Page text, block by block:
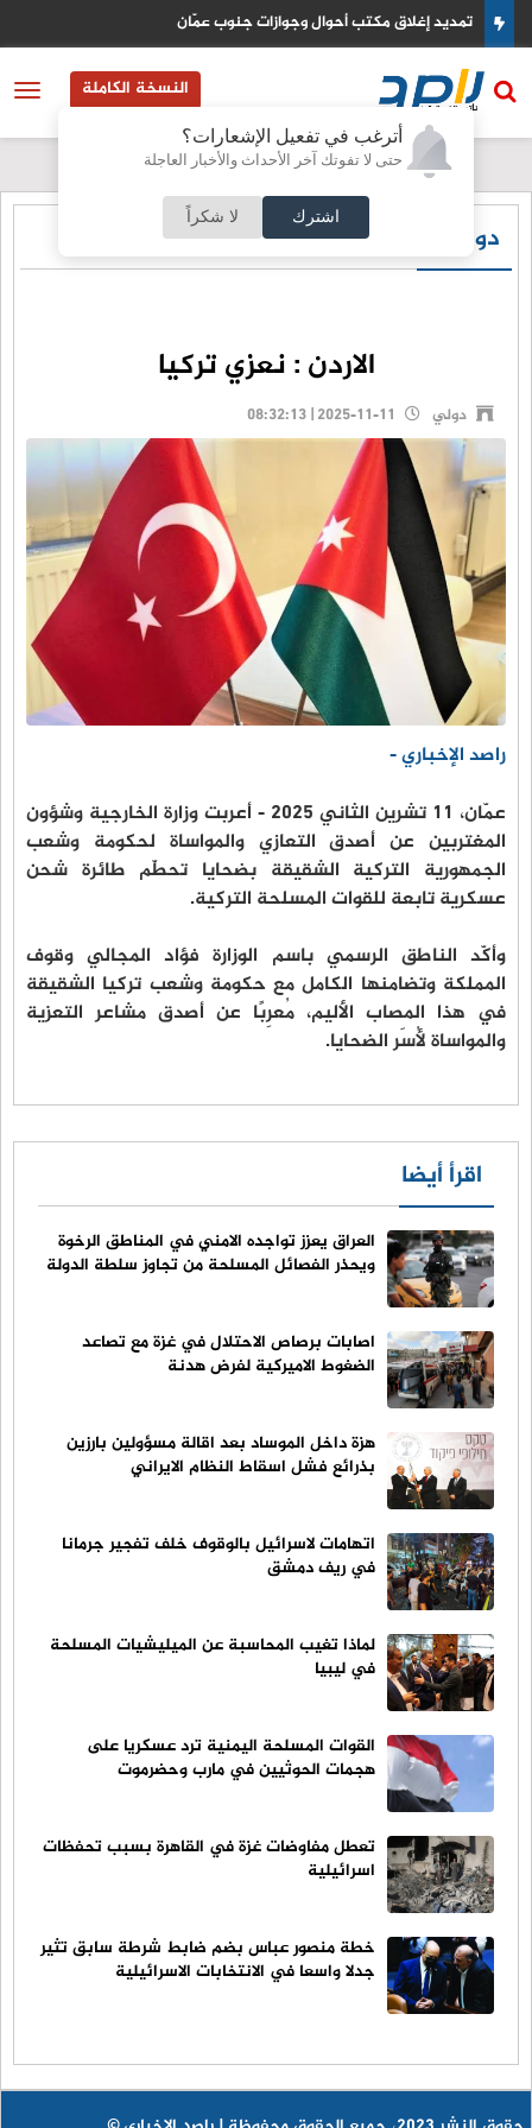
أترغب في تفعيل الإشعارات؟
حتى لا تفوتك آخر الأحداث والأخبار العاجلة
اشترك لا شكراً
تمديد إغلاق مكتب أحوال وجوازات جنوب عمّان
النسخة الكاملة
دولي
الاردن : نعزي تركيا
دولي
راصد الإخباري -
عمّان، ١١ تشرين الثاني ٢٠٢٥ - أعربت وزارة الخارجية وشؤون
المغتربين عن أصدق التعازي والمواساة لحكومة وشعب
الجمهورية التركية الشقيقة بضحايا تحطّم طائرة شحن
عسكرية تابعة للقوات المسلحة التركية.
وأكّد الناطق الرسمي باسم الوزارة فؤاد المجالي وقوف
المملكة وتضامنها الكامل مع حكومة وشعب تركيا الشقيقة
في هذا المصاب الأليم، مُعرِبًا عن أصدق مشاعر التعزية
والمواساة لأُسَر الضحايا.
اقرأ أيضا
العراق يعزز تواجده الامني في المناطق الرخوة
ويحذر الفصائل المسلحة من تجاوز سلطة الدولة
اصابات برصاص الاحتلال في غزة مع تصاعد
الضغوط الاميركية لفرض هدنة
هزة داخل الموساد بعد اقالة مسؤولين بارزين
بذرائع فشل اسقاط النظام الايراني
اتهامات لاسرائيل بالوقوف خلف تفجير جرمانا
في ريف دمشق
لماذا تغيب المحاسبة عن الميليشيات المسلحة
في ليبيا
القوات المسلحة اليمنية ترد عسكريا على
هجمات الحوثيين في مارب وحضرموت
تعطل مفاوضات غزة في القاهرة بسبب تحفظات
اسرائيلية
خطة منصور عباس بضم ضابط شرطة سابق تثير
جدلا واسعا في الانتخابات الاسرائيلية